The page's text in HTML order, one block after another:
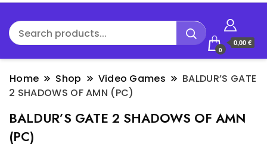
0
0,00 €
Home Shop Video Games
BALDUR’S GATE
2 SHADOWS OF AMN (PC)
BALDUR’S GATE 2 SHADOWS OF AMN
(PC)